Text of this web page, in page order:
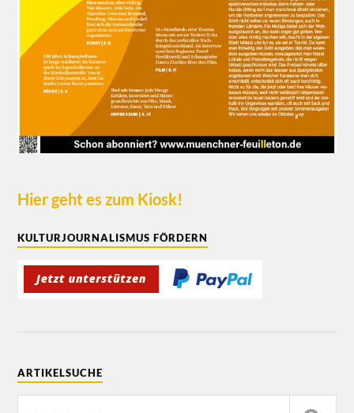
Hier geht es zum Kiosk!
KULTURJOURNALISMUS FÖRDERN
ARTIKELSUCHE